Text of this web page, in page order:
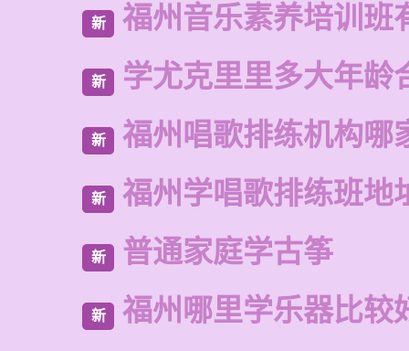
新 福州音乐素养培训班
新 学尤克里里多大年龄
新 福州唱歌排练机构哪
新 福州学唱歌排练班地
新 普通家庭学古筝
新 福州哪里学乐器比较